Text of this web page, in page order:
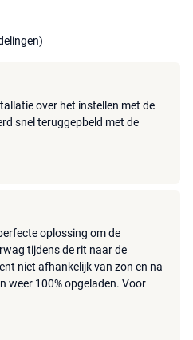
60V, 3A Max.
27,6V, max. 100W
27,6V, max. 800W
dBm
over het instellen met de
snel teruggepbeld met de
oplossing om de
tijdens de rit naar de
niet afhankelijk van zon en na
weer 100% opgeladen. Voor